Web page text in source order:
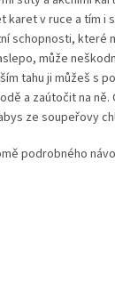
v ruce a tím i
schopnosti,
může
tahu ji můžeš s
a zaútočit na
ze soupeřovy
podrobného